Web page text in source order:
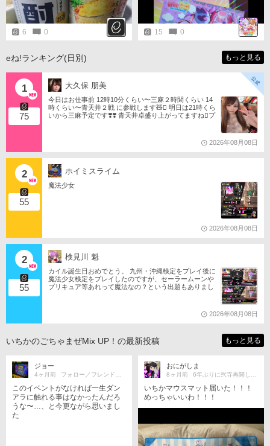
6 0 15 0
eね!ランキング(日別) もっと見る
1
75
大久保 朋美
今日はお仕事前 12時10分くらい〜三麻２時間くらい 14
時くらい〜青天井２戦 に参戦します🧸󾬏 明日は21時くら
いから三麻予定です❣️❣️ 青天井卓盛り上がってますね󾬌️プ
2026年08月08日
2
55
ホイミスライム
魔法少女
2026年08月08日
2
55
検見川 魁
カイル誕生日おめでとう。 九州・沖縄検定をプレイ後に
魔法少女検定をプレイしたのですが、セーラームーンや
プリキュア等あれって魔法なの？という出題もありまし
2026年08月08日
いちかのごちゃまぜMix UP！の最新投稿 もっと見る
ジョー
4ヶ月前 フォロー／フレンド申請歓迎☆
このイベントがなければ一生ダン
アラに触れる事はなかったんだろ
うな〜…、と今更ながら思いまし
た
おにがしま
8ヶ月前 6年ぶりに弐寺再開しました
いちかマウスマット届いた！！！
めっちゃいいわ！！！